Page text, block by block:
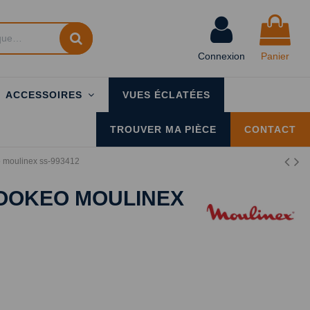
Connexion Panier
ACCESSOIRES VUES ÉCLATÉES
CONTACT
TROUVER MA PIÈCE
ss-993412
MOULINEX